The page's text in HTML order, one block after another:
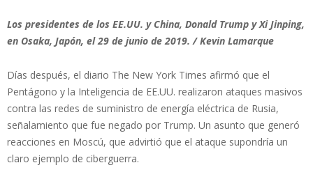
Los presidentes de los EE.UU. y China, Donald Trump y Xi Jinping,
en Osaka, Japón, el 29 de junio de 2019. / Kevin Lamarque
Días después, el diario The New York Times afirmó que el
Pentágono y la Inteligencia de EE.UU. realizaron ataques masivos
contra las redes de suministro de energía eléctrica de Rusia,
señalamiento que fue negado por Trump. Un asunto que generó
reacciones en Moscú, que advirtió que el ataque supondría un
claro ejemplo de ciberguerra.